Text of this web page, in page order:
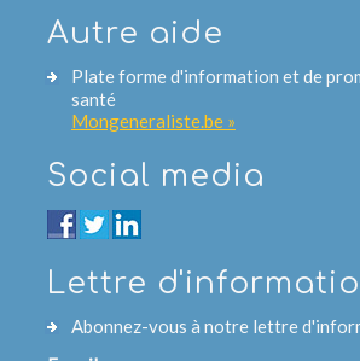
Autre aide
Plate forme d'information et de
santé
Mongeneraliste.be »
Social media
Lettre
Abonnez-vous à notre lettre